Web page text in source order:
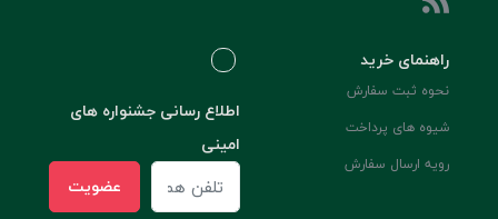
راهنمای خرید
نحوه ثبت سفارش
شیوه های پرداخت
رویه ارسال سفارش
اطلاع رسانی جشنواره های
امینی
عضویت